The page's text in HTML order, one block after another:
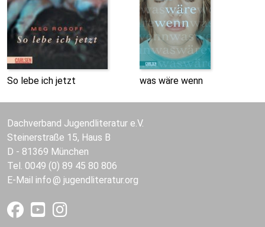
So lebe ich jetzt was wäre wenn
Dachverband Jugendliteratur e.V.
Steinerstraße 15, Haus B
D - 81369 München
Tel. 0049 (0) 89 45 80 806
E-Mail info jugendliteratur.org